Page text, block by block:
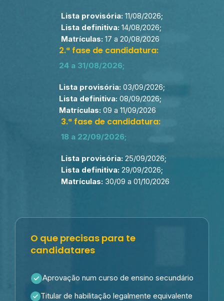
Lista provisória: 11/08/2026;
Lista definitiva: 14/08/2026;
Matrículas: 17 a 20/08/2026
2.ª fase de candidatura:
24 a 31/08/2026;
Lista provisória: 03/09/2026;
Lista definitiva: 08/09/2026;
Matrículas: 09 a 11/09/2026
3.ª fase de candidatura:
18 a 22/09/2026;
Lista provisória:25/09/2026;
Lista definitiva:29/09/2026;
Matrículas:30/09 a 01/10/2026
O que precisas para te
candidatares
Aprovação num curso de ensino secundário
Titular de habilitação legalmente equivalente